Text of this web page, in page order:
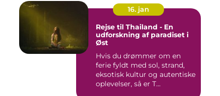
16. jan
Rejse til Thailand - En
udforskning af paradiset i
Øst
Hvis du drømmer om en
ferie fyldt med sol, strand,
eksotisk kultur og autentiske
oplevelser, så er T...